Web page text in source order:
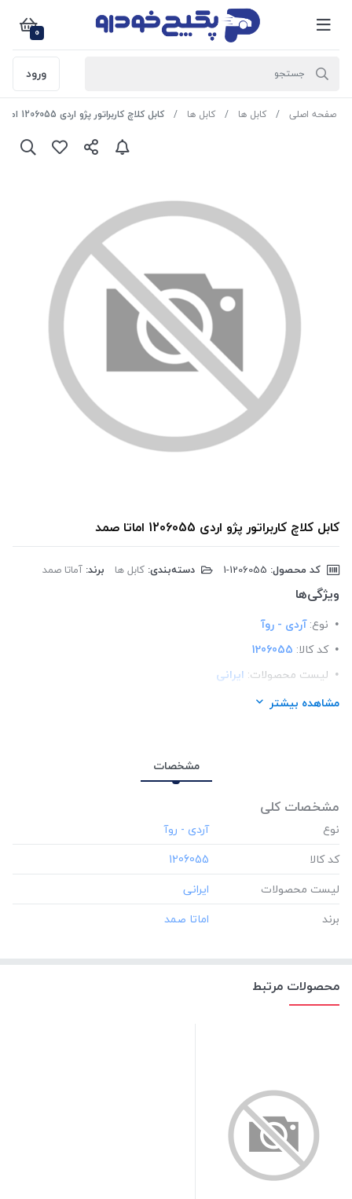
0
ورود
صفحه اصلی کابل ها کابل ها کابل کلاچ کاربراتور پژو اردی 1206055 اماتا صمد
کابل کلاچ کاربراتور پژو اردی 1206055 اماتا صمد
کد محصول: دسته‌بندی: کابل ها برند: آماتا صمد
ویژگی‌ها
نوع: آردی - روآ
کد کالا: 1206055
لیست محصولات: ایرانی
برند:اماتا صمد
مشاهده بیشتر
مشخصات
مشخصات کلی
نوع
کد کالا
‎1206055
لیست محصولات
برند
محصولات مرتبط